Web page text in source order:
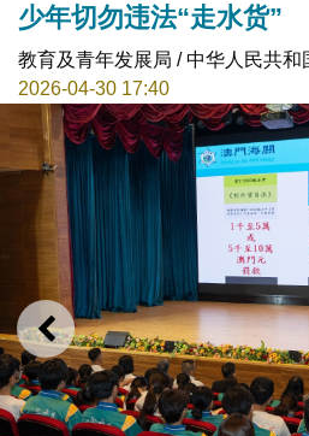
少年切勿违法“走水货”
教育及青年发展局 / 中华人民共
2026-04-30 17:40
上一则